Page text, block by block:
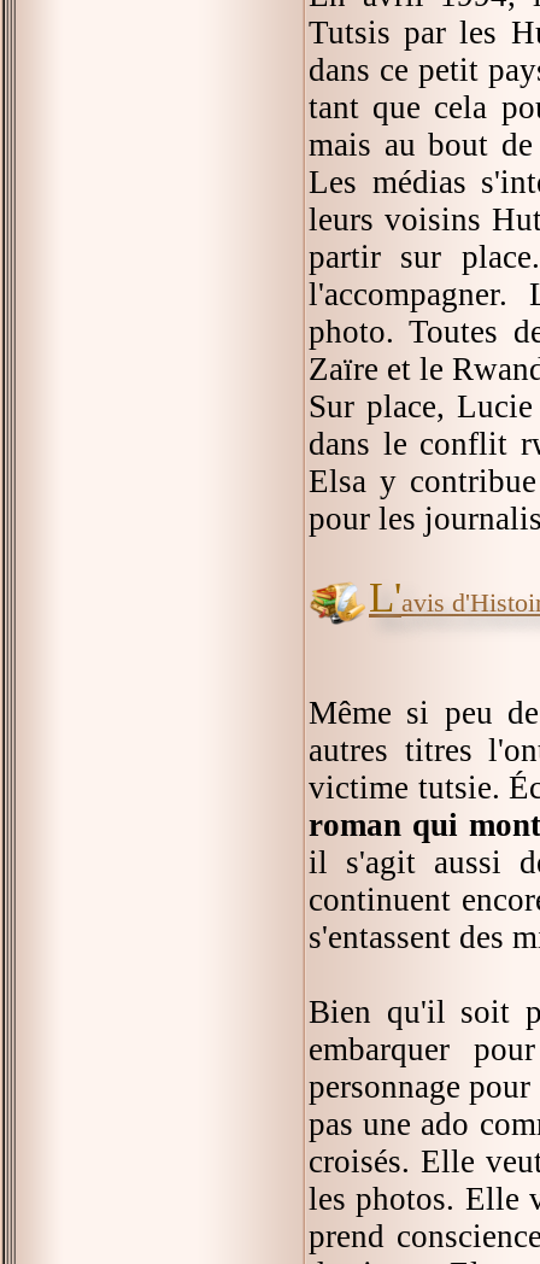
Tutsis par les
dans ce petit
tant que cela
mais au bout
Les médias
leurs voisins
partir sur
l'accompagner.
photo. Toutes
Zaïre et le
Sur place,
dans le conflit
Elsa y
pour les
L'avis
Même si peu
autres titres
victime tutsie.
roman qui
il s'agit aussi
continuent
s'entassent des
Bien qu'il soit
embarquer
personnage
pas une ado
croisés. Elle
les photos. Elle
prend